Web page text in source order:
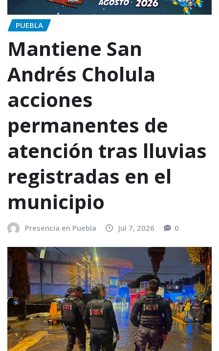
PUEBLA
Mantiene San
Andrés Cholula
acciones
permanentes de
atención tras lluvias
registradas en el
municipio
Presencia en Puebla Jul 7, 2026 0